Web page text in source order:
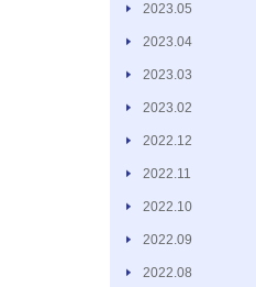
2023.05
2023.04
2023.03
2023.02
2022.12
2022.11
2022.10
2022.09
2022.08